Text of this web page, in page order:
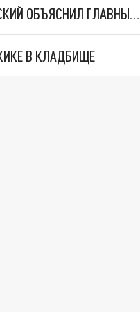
"МЫ ВАС ЗАСТАВИМ": ЖУТКИЕ ДЕТАЛИ ОХОТЫ НА ГЕНЕРАЛА. ЗЕЛЕНСКИЙ ОБЪЯСНИЛ ГЛАВНЫЙ СМЫСЛ ТЕРАКТА В ЦЕНТРЕ МОСКВЫ
В КЛАДБИЩЕ